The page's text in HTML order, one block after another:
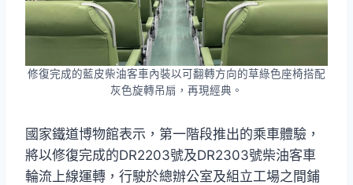
修復完成的藍皮柴油客車內裝以可翻轉方向的草綠色座椅搭配
灰色旋轉吊扇，再現經典。
國家鐵道博物館表示，第一階段推出的乘車體驗，
將以修復完成的DR2203號及DR2303號柴油客車
輪流上線運轉，行駛於總辦公室及組立工場之間鋪